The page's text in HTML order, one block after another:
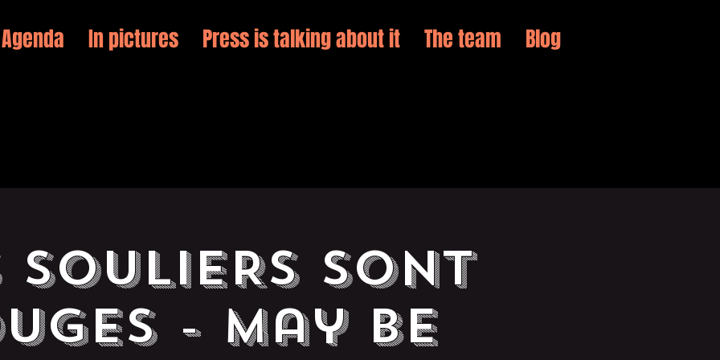
Agenda In pictures Press is talking about it The team Blog
SOULIERS SONT
- May Be